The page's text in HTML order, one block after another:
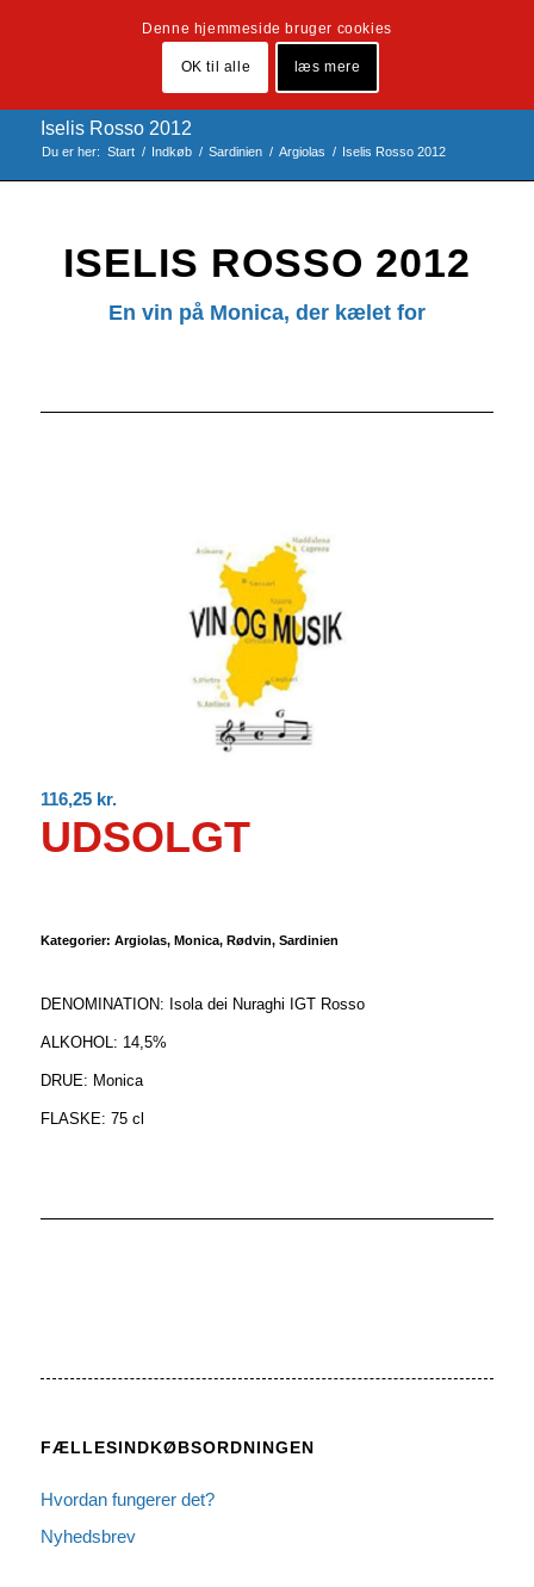
Iselis Rosso 2012
Du er her: Start / Indkøb / Sardinien / Argiolas / Iselis Rosso 2012
ISELIS ROSSO 2012
En vin på Monica, der kælet for
116,25 kr.
UDSOLGT
Kategorier: Argiolas, Monica, Rødvin, Sardinien
DENOMINATION: Isola dei Nuraghi IGT Rosso
ALKOHOL: 14,5%
DRUE: Monica
FLASKE: 75 cl
FÆLLESINDKØBSORDNINGEN
Hvordan fungerer det?
Nyhedsbrev
Denne hjemmeside bruger cookies
OK til alle læs mere